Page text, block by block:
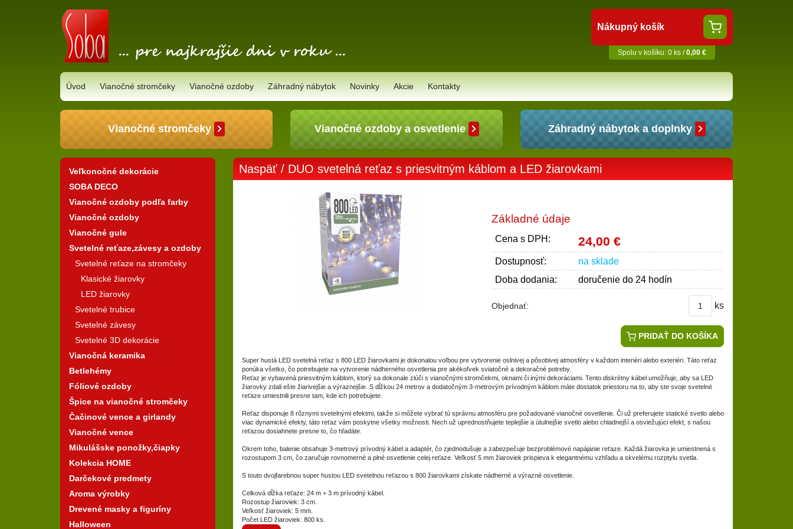
Nákupný košík
Spolu v košíku: 0 ks /0,00 €
Úvod Vianočné stromčeky Vianočné ozdoby Záhradný nábytok Novinky Akcie Kontakty
Vianočné stromčeky Vianočné ozdoby a osvetlenie Záhradný nábytok a doplnky
Naspäť/ DUO svetelná reťaz s priesvitným káblom a LED žiarovkami
Základné údaje
Cena s DPH: 24,00 €
Dostupnosť:
na sklade
Doba dodania:
doručenie do 24 hodín
Objednať: ks
PRIDAŤ DO KOŠÍKA
Super hustá LED svetelná reťaz s 800 LED žiarovkami je dokonalou voľbou pre vytvorenie oslnivej a pôsobivej atmosféry v každom interiéri alebo exteriéri. Táto reťaz
ponúka všetko, čo potrebujete na vytvorenie nádherného osvetlenia pre akékoľvek sviatočné a dekoračné potreby.
Reťaz je vybavená priesvitným káblom, ktorý sa dokonale zlúči s vianočnými stromčekmi, oknami či inými dekoráciami. Tento diskrétny kábel umožňuje, aby sa LED
žiarovky zdali ešte žiarivejšie a výraznejšie. S dĺžkou 24 metrov a dodatočným 3-metrovým prívodným káblom máte dostatok priestoru na to, aby ste svoje svetelné
reťaze umiestnili presne tam, kde ich potrebujete.
Reťaz disponuje 8 rôznymi svetelnými efektmi, takže si môžete vybrať tú správnu atmosféru pre požadované vianočné osvetlenie. Či už preferujete statické svetlo alebo
viac dynamické efekty, táto reťaz vám poskytne všetky možnosti. Nech už uprednostňujete teplejšie a útulnejšie svetlo alebo chladnejší a osviežujúci efekt, s našou
reťazou dosiahnete presne to, čo hľadáte.
Okrem toho, balenie obsahuje 3-metrový prívodný kábel a adaptér, čo zjednodušuje a zabezpečuje bezproblémové napájanie reťaze. Každá žiarovka je umiestnená s
rozostupom 3 cm, čo zaručuje rovnomerné a plné osvetlenie celej reťaze. Veľkosť 5 mm žiaroviek prispieva k elegantnému vzhľadu a skvelému rozptylu svetla.
S touto dvojfarebnou super hustou LED svetelnou reťazou s 800 žiarovkami získate nádherné a výrazné osvetlenie.
Celková dĺžka reťaze: 24 m + 3 m prívodný kábel.
Rozostup žiaroviek: 3 cm.
Veľkosť žiaroviek: 5 mm.
Počet LED žiaroviek: 800 ks.
Veľkonočné dekorácie
SOBA DECO
Vianočné ozdoby podľa farby
Vianočné ozdoby
Vianočné gule
Svetelné reťaze,závesy a ozdoby
Svetelné reťaze na stromčeky
Klasické žiarovky
LED žiarovky
Svetelné trubice
Svetelné závesy
Svetelné 3D dekorácie
Vianočná keramika
Betlehémy
Fóliové ozdoby
Špice na vianočné stromčeky
Čačinové vence a girlandy
Vianočné vence
Mikulášske ponožky,čiapky
Kolekcia HOME
Darčekové predmety
Aroma výrobky
Drevené masky a figuríny
Halloween